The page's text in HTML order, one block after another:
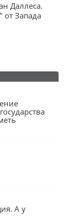
Даллеса.
от Запада
А у